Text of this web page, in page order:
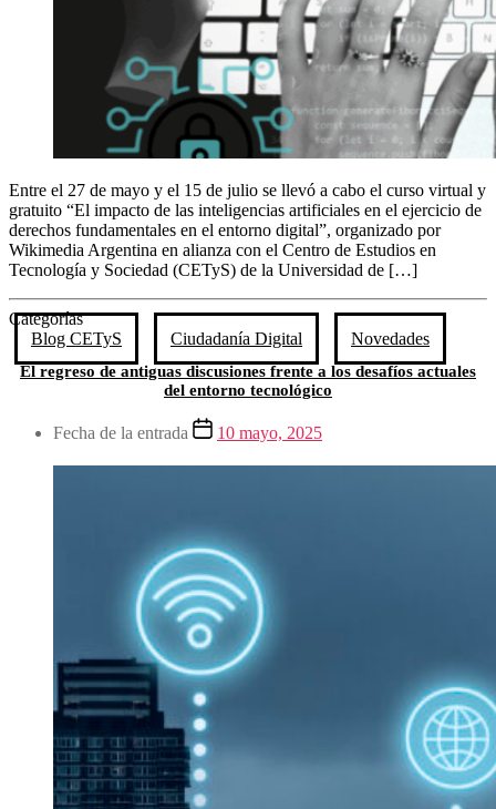
Entre el 27 de mayo y el 15 de julio se llevó a cabo el curso virtual y
gratuito “El impacto de las inteligencias artificiales en el ejercicio de
derechos fundamentales en el entorno digital”, organizado por
Wikimedia Argentina en alianza con el Centro de Estudios en
Tecnología y Sociedad (CETyS) de la Universidad de […]
Categorías
Blog CETyS
Ciudadanía Digital Novedades
El regreso de antiguas discusiones frente a los desafíos actuales
del entorno tecnológico
Fecha de la entrada 10 mayo, 2025